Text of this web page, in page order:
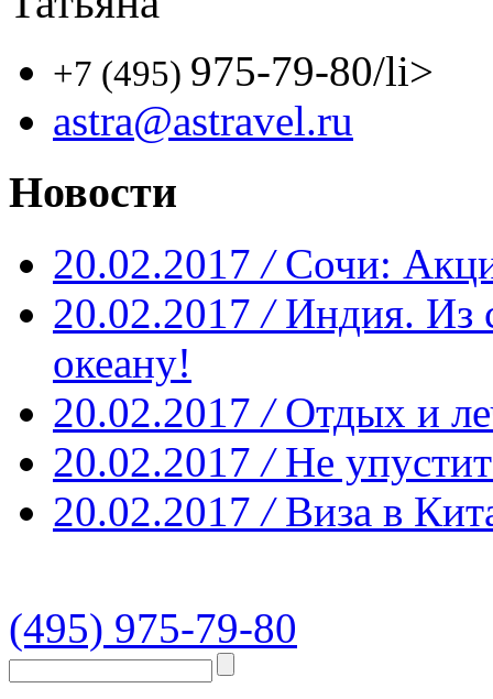
+7 (495) 975-79-80/li>
astra@astravel.ru
Новости
20.02.2017 / Сочи:
20.02.2017 / Индия. Из
океану!
20.02.2017 / Отдых и
20.02.2017 / Не
20.02.2017 / Виза в
(495) 975-79-80